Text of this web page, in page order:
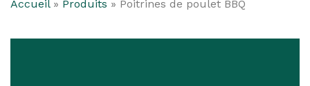
Accueil» Produits » Poitrines de poulet BBQ